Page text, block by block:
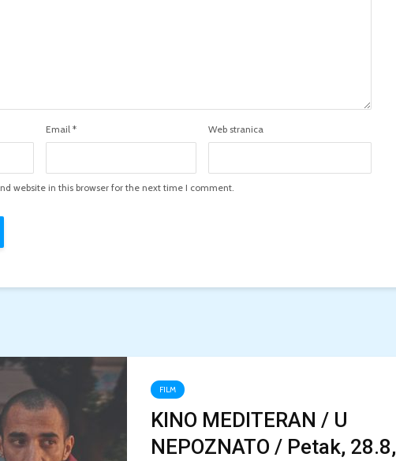
Email* Web stranica
website in this browser for the next time I comment.
FILM
KINO MEDITERAN / U
NEPOZNATO / Petak, 28.8,